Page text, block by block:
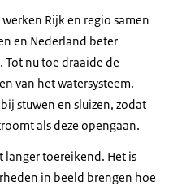
Rijk en regio samen
en Nederland beter
nu toe draaide de
van het watersysteem.
stuwen en sluizen, zodat
als deze opengaan.
langer toereikend. Het is
in beeld brengen hoe